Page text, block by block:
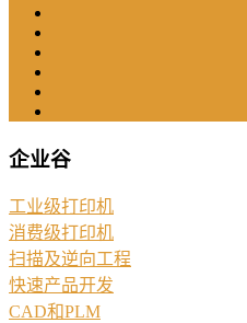
企业谷
工业级打印机
消费级打印机
扫描及逆向工程
快速产品开发
CAD和PLM